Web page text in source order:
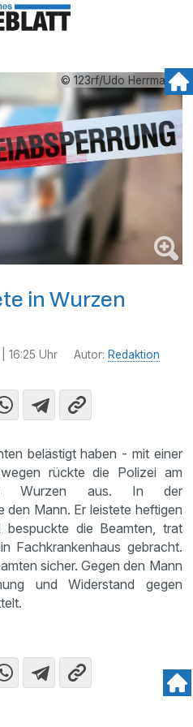
© 123rf/Udo Herrmann
in Wurzen
16:25 Uhr Autor: Redaktion
belästigt haben - mit einer
rückte die Polizei am
Wurzen aus. In der
den Mann. Er leistete heftigen
bespuckte die Beamten, trat
Fachkrankenhaus gebracht.
sicher. Gegen den Mann
und Widerstand gegen